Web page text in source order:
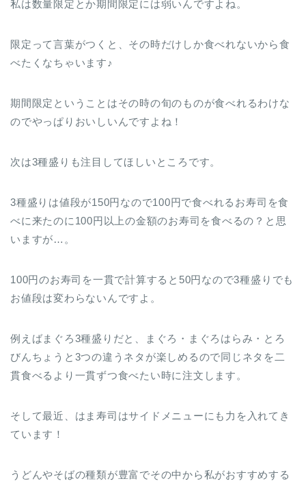
私は数量限定とか期間限定には弱いんですよね。
限定って言葉がつくと、その時だけしか食べれないから食
べたくなちゃいます♪
期間限定ということはその時の旬のものが食べれるわけな
のでやっぱりおいしいんですよね！
次は3種盛りも注目してほしいところです。
3種盛りは値段が150円なので100円で食べれるお寿司を食
べに来たのに100円以上の金額のお寿司を食べるの？と思
いますが…。
100円のお寿司を一貫で計算すると50円なので3種盛りでも
お値段は変わらないんですよ。
例えばまぐろ3種盛りだと、まぐろ・まぐろはらみ・とろ
びんちょうと3つの違うネタが楽しめるので同じネタを二
貫食べるより一貫ずつ食べたい時に注文します。
そして最近、はま寿司はサイドメニューにも力を入れてき
ています！
うどんやそばの種類が豊富でその中から私がおすすめする